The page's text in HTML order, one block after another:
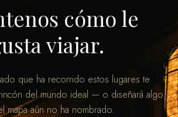
cómo le
viajar.
que ha recorrido estos lugares te
del mundo ideal — o diseñará algo
mapa aún no ha nombrado.